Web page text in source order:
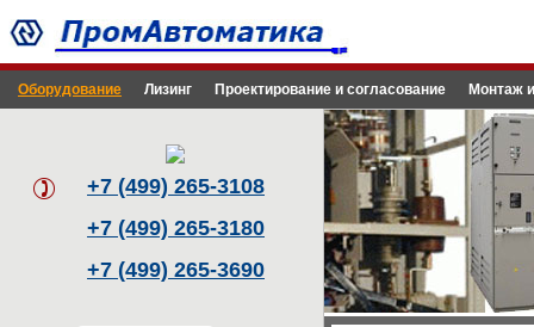
Оборудование Лизинг Проектирование и согласование Монтаж
+7 (499) 265-3108
+7 (499) 265-3180
+7 (499) 265-3690